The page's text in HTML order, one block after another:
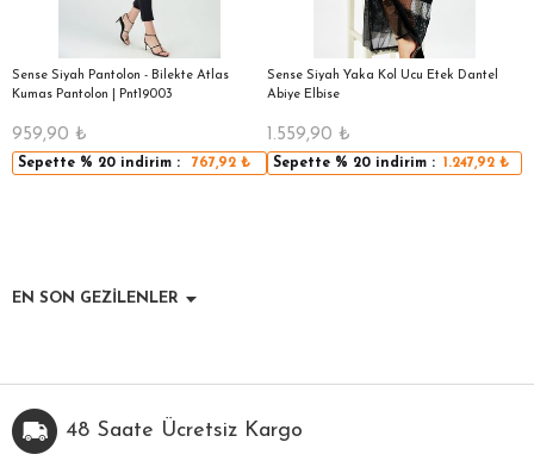
Sense Siyah Pantolon - Bilekte Atlas
Kumas Pantolon | Pnt19003
959,90 ₺
Sepette % 20 indirim : 767,92₺
Sense Siyah Yaka Kol Ucu Etek Dantel
Abiye Elbise
1.559,90 ₺
Sepette % 20 indirim : 1.247,92₺
EN SON GEZİLENLER
48 Saate Ücretsiz Kargo